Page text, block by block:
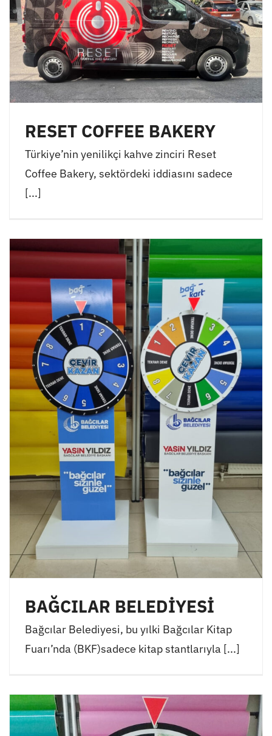
RESET COFFEE BAKERY
Türkiye’nin yenilikçi kahve zinciri Reset
Coffee Bakery, sektördeki iddiasını sadece
[...]
BAĞCILAR BELEDİYESİ
Bağcılar Belediyesi, bu yılki Bağcılar Kitap
Fuarı’nda (BKF)sadece kitap stantlarıyla [...]